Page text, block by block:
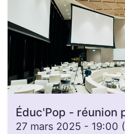
27 mars 2025 - 19:00 (